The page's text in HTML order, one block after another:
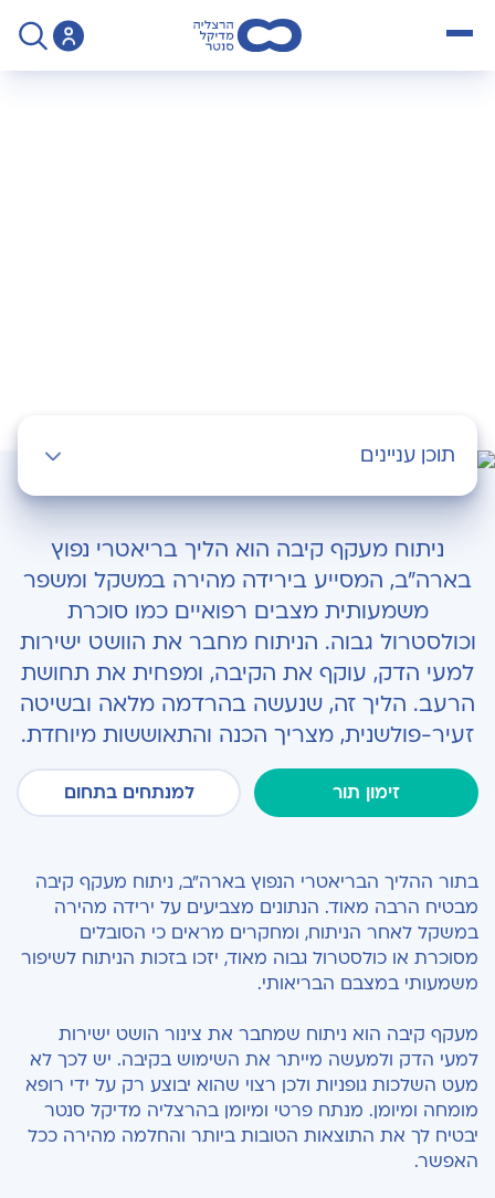
תוכן עניינים
יתרונות ניתוח מעקף הקיבה
כיצד יש להתכונן לקראת ניתוח מעקף קיבה?
ההתאוששות ובדיקת השפעות הניתוח
ניתוח מעקף קיבה הוא הליך בריאטרי נפוץ
בארה"ב, המסייע בירידה מהירה במשקל ומשפר
משמעותית מצבים רפואיים כמו סוכרת
וכולסטרול גבוה. הניתוח מחבר את הוושט ישירות
למעי הדק, עוקף את הקיבה, ומפחית את תחושת
הרעב. הליך זה, שנעשה בהרדמה מלאה ובשיטה
זעיר-פולשנית, מצריך הכנה והתאוששות מיוחדת.
זימון תור למנתחים בתחום
בתור ההליך הבריאטרי הנפוץ בארה"ב, ניתוח מעקף קיבה
מבטיח הרבה מאוד. הנתונים מצביעים על ירידה מהירה
במשקל לאחר הניתוח, ומחקרים מראים כי הסובלים
מסוכרת או כולסטרול גבוה מאוד, יזכו בזכות הניתוח לשיפור
משמעותי במצבם הבריאותי.
מעקף קיבה הוא ניתוח שמחבר את צינור הושט ישירות
למעי הדק ולמעשה מייתר את השימוש בקיבה. יש לכך לא
מעט השלכות גופניות ולכן רצוי שהוא יבוצע רק על ידי רופא
מומחה ומיומן. מנתח פרטי ומיומן בהרצליה מדיקל סנטר
יבטיח לך את התוצאות הטובות ביותר והחלמה מהירה ככל
האפשר.